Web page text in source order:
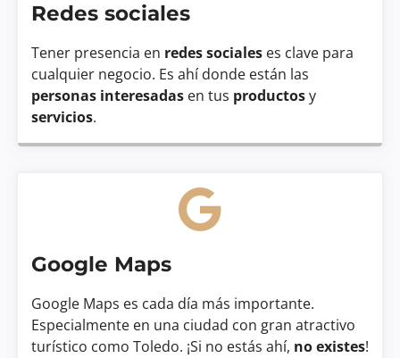
Redes sociales
Tener presencia en redes sociales es clave para
cualquier negocio. Es ahí donde están las
personas interesadas en tus productosy
servicios.
Google Maps
Google Maps es cada día más importante.
Especialmente en una ciudad con gran atractivo
turístico como Toledo. ¡Si no estás ahí, no existes!